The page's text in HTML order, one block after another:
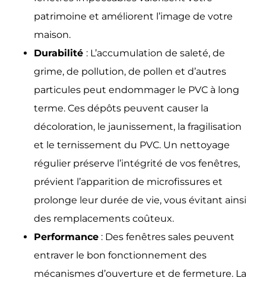
patrimoine et améliorent l’image de votre
maison.
Durabilité : L’accumulation de saleté, de
grime, de pollution, de pollen et d’autres
particules peut endommager le PVC à long
terme. Ces dépôts peuvent causer la
décoloration, le jaunissement, la fragilisation
et le ternissement du PVC. Un nettoyage
régulier préserve l’intégrité de vos fenêtres,
prévient l’apparition de microfissures et
prolonge leur durée de vie, vous évitant ainsi
des remplacements coûteux.
Performance: Des fenêtres sales peuvent
entraver le bon fonctionnement des
mécanismes d’ouverture et de fermeture. La